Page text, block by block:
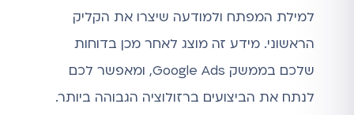
למילת המפתח ולמודעה שיצרו את הקליק
הראשוני. מידע זה מוצג לאחר מכן בדוחות
שלכם בממשק Google Ads, ומאפשר לכם
לנתח את הביצועים ברזולוציה הגבוהה ביותר.